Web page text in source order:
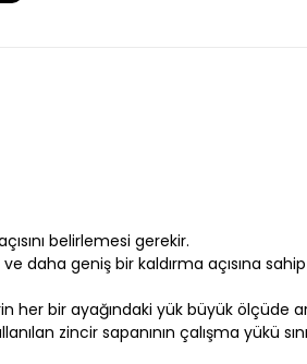
belirlemesi gerekir.
daha geniş bir kaldırma açısına
her bir ayağındaki yük büyük ölçüde
zincir sapanının çalışma yükü